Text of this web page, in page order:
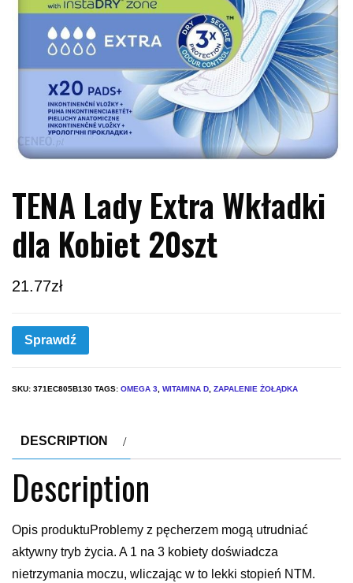
TENA Lady Extra Wkładki
dla Kobiet 20szt
21.77zł
Sprawdź
SKU: 371EC805B130 TAGS: OMEGA 3 WITAMINA D ZAPALENIE ŻOŁĄDKA
DESCRIPTION
Description
Opis produktuProblemy z pęcherzem mogą utrudniać
aktywny tryb życia. A 1 na 3 kobiety doświadcza
nietrzymania moczu, wliczając w to lekki stopień NTM.